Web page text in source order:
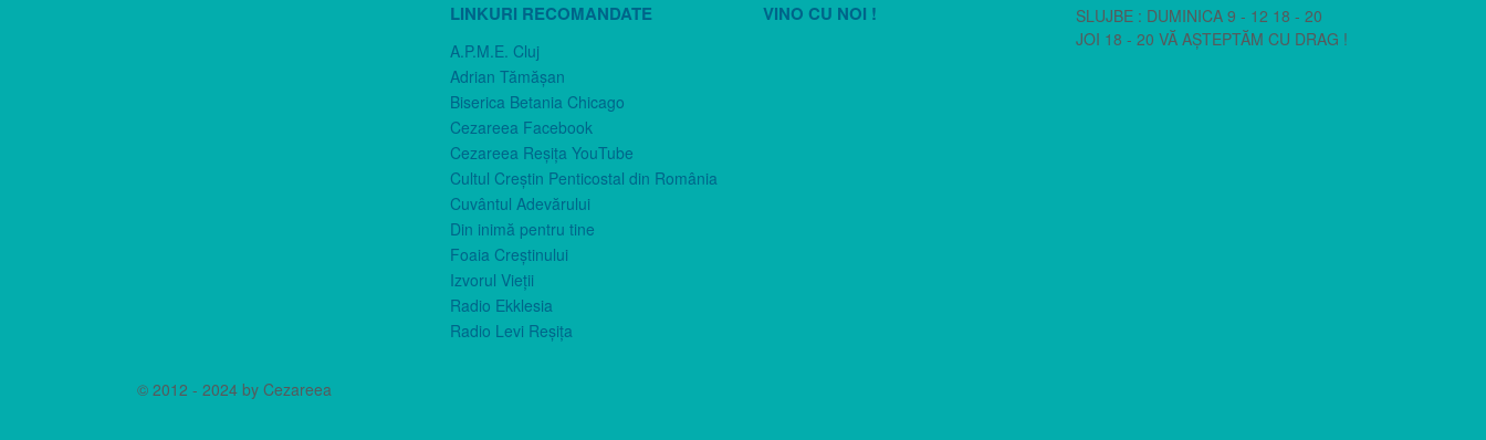
LINKURI RECOMANDATE
A.P.M.E. Cluj
Adrian Tămăşan
Biserica Betania Chicago
Cezareea Facebook
Cezareea Reşiţa YouTube
Cultul Creştin Penticostal din România
Cuvântul Adevărului
Din inimă pentru tine
Foaia Creştinului
Izvorul Vieţii
Radio Ekklesia
Radio Levi Reşiţa
VINO CU NOI !
SLUJBE : DUMINICA 9 - 12 18 - 20
JOI 18 - 20 VĂ AȘTEPTĂM CU DRAG !
© 2012 - 2024 by Cezareea